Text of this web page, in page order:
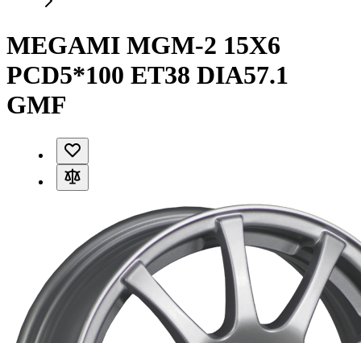
MEGAMI MGM-2 15X6
PCD5*100 ET38 DIA57.1
GMF